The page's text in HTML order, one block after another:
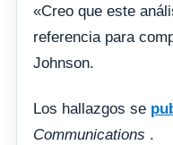
«Creo que este
referencia para
Johnson.
Los hallazgos se
Communications .